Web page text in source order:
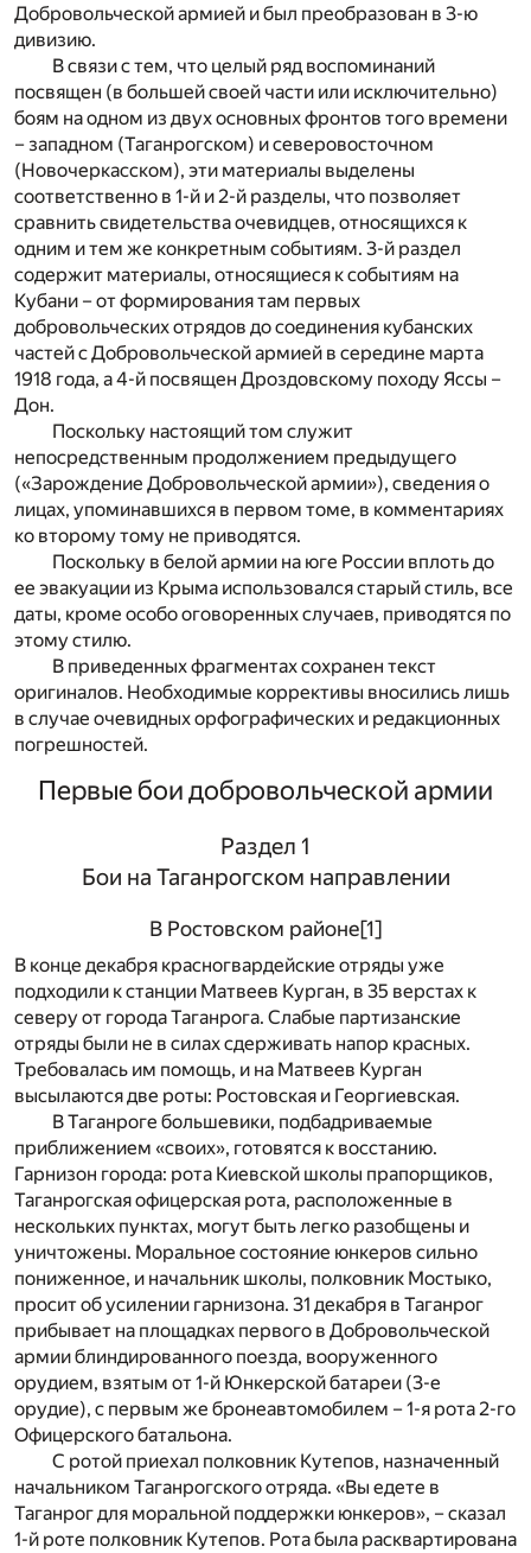
Добровольческой армией и был преобразован в 3-ю
дивизию.
В связи с тем, что целый ряд воспоминаний
посвящен (в большей своей части или исключительно)
боям на одном из двух основных фронтов того времени
– западном (Таганрогском) и северовосточном
(Новочеркасском), эти материалы выделены
соответственно в 1-й и 2-й разделы, что позволяет
сравнить свидетельства очевидцев, относящихся к
одним и тем же конкретным событиям. 3-й раздел
содержит материалы, относящиеся к событиям на
Кубани – от формирования там первых
добровольческих отрядов до соединения кубанских
частей с Добровольческой армией в середине марта
1918 года, а 4-й посвящен Дроздовскому походу Яссы –
Дон.
Поскольку настоящий том служит
непосредственным продолжением предыдущего
(«Зарождение Добровольческой армии»), сведения о
лицах, упоминавшихся в первом томе, в комментариях
ко второму тому не приводятся.
Поскольку в белой армии на юге России вплоть до
ее эвакуации из Крыма использовался старый стиль, все
даты, кроме особо оговоренных случаев, приводятся по
этому стилю.
В приведенных фрагментах сохранен текст
оригиналов. Необходимые коррективы вносились лишь
в случае очевидных орфографических и редакционных
погрешностей.
Первые бои добровольческой армии
Раздел 1
Бои на Таганрогском направлении
В Ростовском районе[1]
В конце декабря красногвардейские отряды уже
подходили к станции Матвеев Курган, в 35 верстах к
северу от города Таганрога. Слабые партизанские
отряды были не в силах сдерживать напор красных.
Требовалась им помощь, и на Матвеев Курган
высылаются две роты: Ростовская и Георгиевская.
В Таганроге большевики, подбадриваемые
приближением «своих», готовятся к восстанию.
Гарнизон города: рота Киевской школы прапорщиков,
Таганрогская офицерская рота, расположенные в
нескольких пунктах, могут быть легко разобщены и
уничтожены. Моральное состояние юнкеров сильно
пониженное, и начальник школы, полковник Мостыко,
просит об усилении гарнизона. 31 декабря в Таганрог
прибывает на площадках первого в Добровольческой
армии блиндированного поезда, вооруженного
орудием, взятым от 1-й Юнкерской батареи (3-е
орудие), с первым же бронеавтомобилем – 1-я рота 2-го
Офицерского батальона.
С ротой приехал полковник Кутепов, назначенный
начальником Таганрогского отряда. «Вы едете в
Таганрог для моральной поддержки юнкеров», – сказал
1-й роте полковник Кутепов. Рота была расквартирована